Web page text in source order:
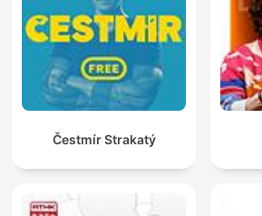
Čestmír Strakatý